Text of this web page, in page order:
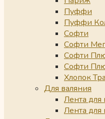
Пуффи
Пуффи
Софти
Софти
Софти
Софти
Хлопок
Для валяния
Лента для
Лента